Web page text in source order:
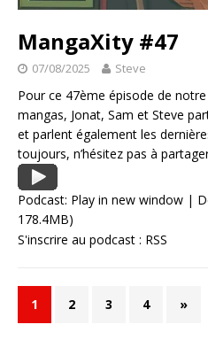
MangaXity #47
07/08/2025 Steve
Pour ce 47ème épisode de
mangas, Jonat, Sam et Steve
et parlent également les
toujours, n’hésitez pas à
Podcast: Play in new window |
178.4MB)
S'inscrire au podcast : RSS
1 2 3 4 »